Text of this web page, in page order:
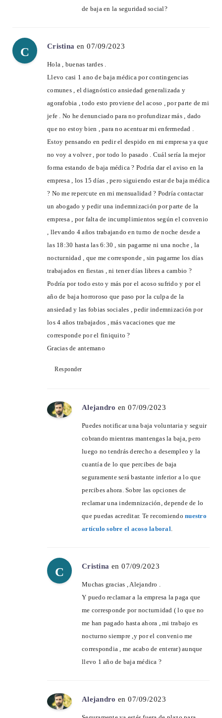
de baja en la seguridad social?
C Cristina en 07/09/2023
Hola , buenas tardes .
Llevo casi 1 ano de baja médica por contingencias
comunes , el diagnóstico ansiedad generalizada y
agorafobia , todo esto proviene del acoso , por parte de mi
jefe . No he denunciado para no profundizar más , dado
que no estoy bien , para no acentuar mi enfermedad .
Estoy pensando en pedir el despido en mi empresa ya que
no voy a volver , por todo lo pasado . Cuál sería la mejor
forma estando de baja médica ? Podría dar el aviso en la
empresa , los 15 días , pero siguiendo estar de baja médica
? No me repercute en mi mensualidad ? Podría contactar
un abogado y pedir una indemnización por parte de la
empresa , por falta de incumplimientos según el convenio
, llevando 4 años trabajando en turno de noche desde a
las 18:30 hasta las 6:30 , sin pagarme ni una noche , la
nocturnidad , que me corresponde , sin pagarme los días
trabajados en fiestas , ni tener días libres a cambio ?
Podría por todo esto y más por el acoso sufrido y por el
año de baja horroroso que paso por la culpa de la
ansiedad y las fobias sociales , pedir indemnización por
los 4 años trabajados , más vacaciones que me
corresponde por el finiquito ?
Gracias de antemano
Responder
Alejandro en 07/09/2023
Puedes notificar una baja voluntaria y seguir
cobrando mientras mantengas la baja, pero
luego no tendrás derecho a desempleo y la
cuantía de lo que percibes de baja
seguramente será bastante inferior a lo que
percibes ahora. Sobre las opciones de
reclamar una indemnización, depende de lo
que puedas acreditar. Te recomiendo nuestro
artículo sobre el acoso laboral
C Cristina en 07/09/2023
Muchas gracias , Alejandro .
Y puedo reclamar a la empresa la paga que
me corresponde por nocturnidad ( lo que no
me han pagado hasta ahora , mi trabajo es
nocturno siempre ,y por el convenio me
correspondia , me acabo de enterar) aunque
llevo 1 año de baja médica ?
Alejandro en 07/09/2023